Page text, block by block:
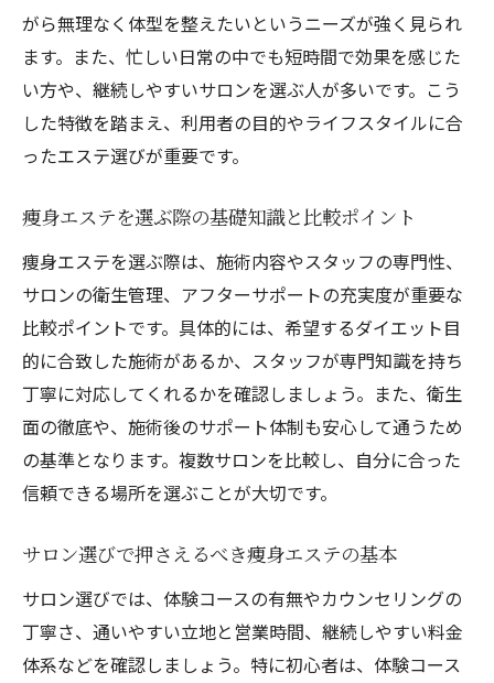
がら無理なく体型を整えたいというニーズが強く見られ
ます。また、忙しい日常の中でも短時間で効果を感じた
い方や、継続しやすいサロンを選ぶ人が多いです。こう
した特徴を踏まえ、利用者の目的やライフスタイルに合
ったエステ選びが重要です。
痩身エステを選ぶ際の基礎知識と比較ポイント
痩身エステを選ぶ際は、施術内容やスタッフの専門性、
サロンの衛生管理、アフターサポートの充実度が重要な
比較ポイントです。具体的には、希望するダイエット目
的に合致した施術があるか、スタッフが専門知識を持ち
丁寧に対応してくれるかを確認しましょう。また、衛生
面の徹底や、施術後のサポート体制も安心して通うため
の基準となります。複数サロンを比較し、自分に合った
信頼できる場所を選ぶことが大切です。
サロン選びで押さえるべき痩身エステの基本
サロン選びでは、体験コースの有無やカウンセリングの
丁寧さ、通いやすい立地と営業時間、継続しやすい料金
体系などを確認しましょう。特に初心者は、体験コース